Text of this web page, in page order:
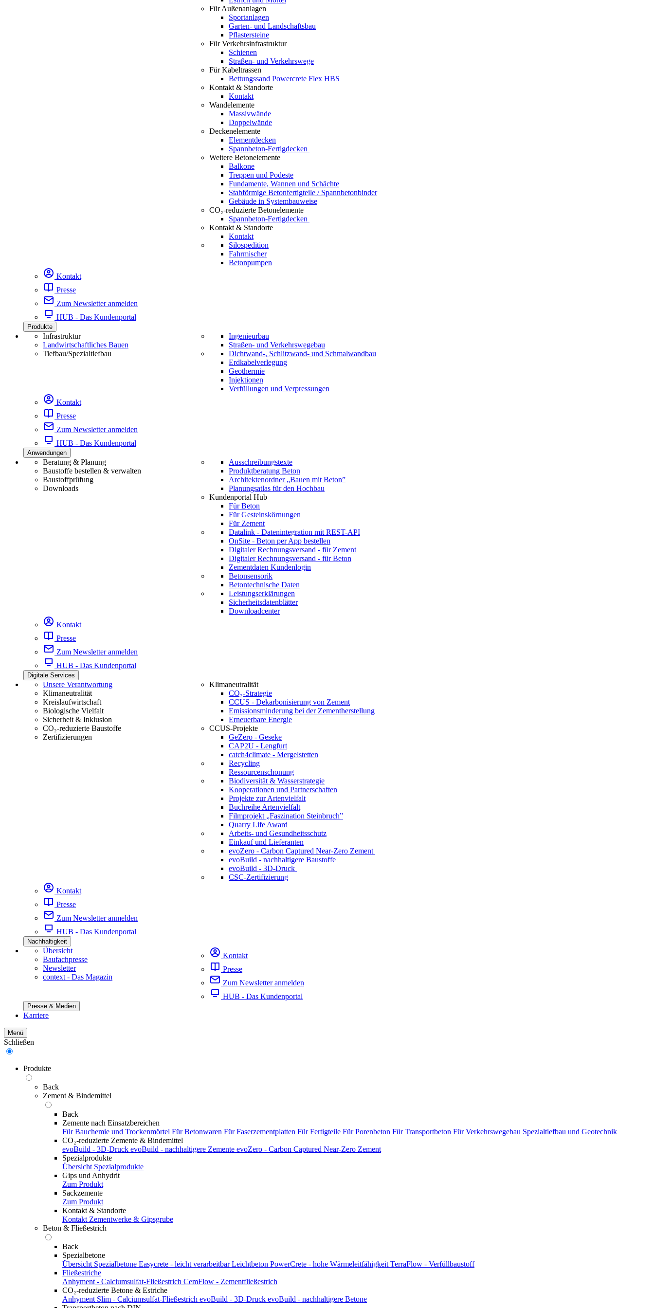
Für Außenanlagen
Sportanlagen
Garten- und Landschaftsbau
Pflastersteine
Für Verkehrsinfrastruktur
Schienen
Straßen- und Verkehrswege
Für Kabeltrassen
Bettungssand Powercrete Flex HBS
Kontakt & Standorte
Kontakt
Wandelemente
Massivwände
Doppelwände
Deckenelemente
Elementdecken
Spannbeton-Fertigdecken
Weitere Betonelemente
Balkone
Treppen und Podeste
Fundamente, Wannen und Schächte
Stabförmige Betonfertigteile / Spannbetonbinder
Gebäude in Systembauweise
CO₂-reduzierte Betonelemente
Spannbeton-Fertigdecken
Kontakt & Standorte
Kontakt
Silospedition
Fahrmischer
Betonpumpen
Kontakt
Presse
Zum Newsletter anmelden
HUB - Das Kundenportal
Produkte
Infrastruktur
Landwirtschaftliches Bauen
Tiefbau/Spezialtiefbau
Ingenieurbau
Straßen- und Verkehrswegebau
Dichtwand-, Schlitzwand- und Schmalwandbau
Erdkabelverlegung
Geothermie
Injektionen
Verfüllungen und Verpressungen
Kontakt
Presse
Zum Newsletter anmelden
HUB - Das Kundenportal
Anwendungen
Beratung & Planung
Baustoffe bestellen & verwalten
Baustoffprüfung
Downloads
Ausschreibungstexte
Produktberatung Beton
Architektenordner „Bauen mit Beton”
Planungsatlas für den Hochbau
Kundenportal Hub
Für Beton
Für Gesteinskörnungen
Für Zement
Datalink - Datenintegration mit REST-API
OnSite - Beton per App bestellen
Digitaler Rechnungsversand - für Zement
Digitaler Rechnungsversand - für Beton
Zementdaten Kundenlogin
Betonsensorik
Betontechnische Daten
Leistungserklärungen
Sicherheitsdatenblätter
Downloadcenter
Kontakt
Presse
Zum Newsletter anmelden
HUB - Das Kundenportal
Digitale Services
Unsere Verantwortung
Klimaneutralität
Kreislaufwirtschaft
Biologische Vielfalt
Sicherheit & Inklusion
CO₂-reduzierte Baustoffe
Zertifizierungen
Klimaneutralität
CO₂-Strategie
CCUS - Dekarbonisierung von Zement
Emissionsminderung bei der Zementherstellung
Erneuerbare Energie
CCUS-Projekte
GeZero - Geseke
CAP2U - Lengfurt
catch4climate - Mergelstetten
Recycling
Ressourcenschonung
Biodiversität & Wasserstrategie
Kooperationen und Partnerschaften
Projekte zur Artenvielfalt
Buchreihe Artenvielfalt
Filmprojekt „Faszination Steinbruch”
Quarry Life Award
Arbeits- und Gesundheitsschutz
Einkauf und Lieferanten
evoZero - Carbon Captured Near-Zero Zement
evoBuild - nachhaltigere Baustoffe
evoBuild - 3D-Druck
CSC-Zertifizierung
Kontakt
Presse
Zum Newsletter anmelden
HUB - Das Kundenportal
Nachhaltigkeit
Übersicht
Baufachpresse
Newsletter
context - Das Magazin
Kontakt
Presse
Zum Newsletter anmelden
HUB - Das Kundenportal
Presse & Medien
Karriere
Menü
Schließen
Produkte
Back
Zement & Bindemittel
Back
Zemente nach Einsatzbereichen
Für Bauchemie und Trockenmörtel Für Betonwaren Für Faserzementplatten Für Fertigteile Für Porenbeton Für Transportbeton Für Verkehrswegebau Spezialtiefbau und Geotechnik
CO₂-reduzierte Zemente & Bindemittel
evoBuild - 3D-Druck evoBuild - nachhaltigere Zemente evoZero - Carbon Captured Near-Zero Zement
Spezialprodukte
Übersicht Spezialprodukte
Gips und Anhydrit
Zum Produkt
Sackzemente
Zum Produkt
Kontakt & Standorte
Kontakt Zementwerke & Gipsgrube
Beton & Fließestrich
Back
Spezialbetone
Übersicht Spezialbetone Easycrete - leicht verarbeitbar Leichtbeton PowerCrete - hohe Wärmeleitfähigkeit TerraFlow - Verfüllbaustoff
Fließestriche
Anhyment - Calciumsulfat-Fließestrich CemFlow - Zementfließestrich
CO₂-reduzierte Betone & Estriche
Anhyment Slim - Calciumsulfat-Fließestrich evoBuild - 3D-Druck evoBuild - nachhaltigere Betone